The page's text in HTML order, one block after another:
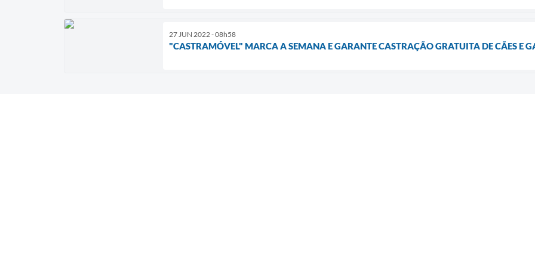
27 JUN 2022 - 08h58
"CASTRAMÓVEL" MARCA A SEMANA E GARANTE CASTRAÇÃO GRATUITA DE CÃES E